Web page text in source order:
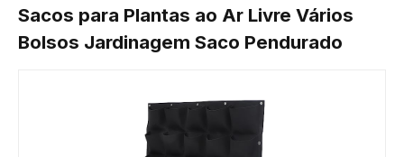
Sacos para Plantas ao Ar Livre Vários
Bolsos Jardinagem Saco Pendurado